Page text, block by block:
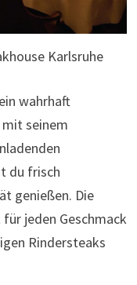
Karlsruhe
wahrhaft
seinem
du frisch
genießen. Die
jeden Geschmack
Rindersteaks